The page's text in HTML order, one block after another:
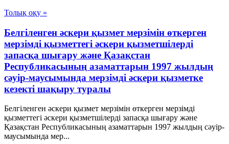
Толық оқу »
Белгiленген әскери қызмет мерзiмiн өткерген
мерзiмдi қызметтегi әскери қызметшiлердi
запасқа шығару және Қазақстан
Республикасының азаматтарын 1997 жылдың
сәуiр-маусымында мерзiмдi әскери қызметке
кезектi шақыру туралы
Белгiленген әскери қызмет мерзiмiн өткерген мерзiмдi
қызметтегi әскери қызметшiлердi запасқа шығару және
Қазақстан Республикасының азаматтарын 1997 жылдың сәуiр-
маусымында мер...